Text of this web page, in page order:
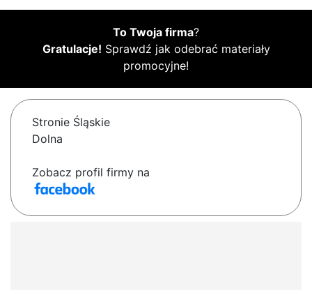
To Twoja firma?
Gratulacje! Sprawdź jak odebrać materiały
promocyjne!
Stronie Śląskie
Dolna
Zobacz profil firmy na